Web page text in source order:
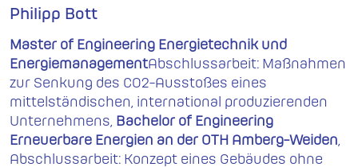
Philipp Bott
Master of Engineering Energietechnik und
EnergiemanagementAbschlussarbeit: Maßnahmen
zur Senkung des CO2-Ausstoßes eines
mittelständischen, international produzierenden
Unternehmens, Bachelor of Engineering
Erneuerbare Energien an der OTH Amberg-Weiden
Abschlussarbeit: Konzept eines Gebäudes ohne